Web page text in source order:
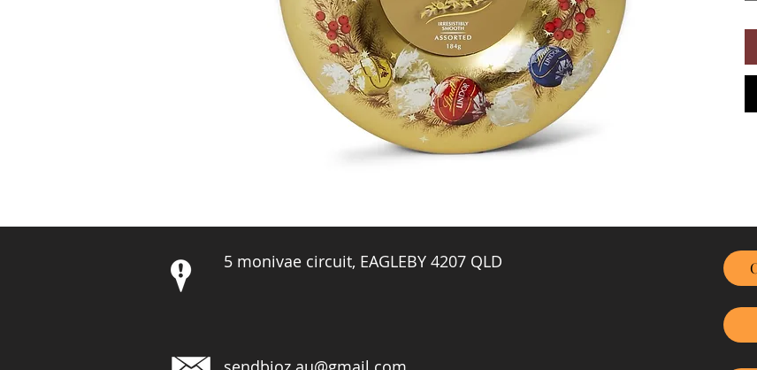
5 monivae circuit, EAGLEBY 4207 QLD